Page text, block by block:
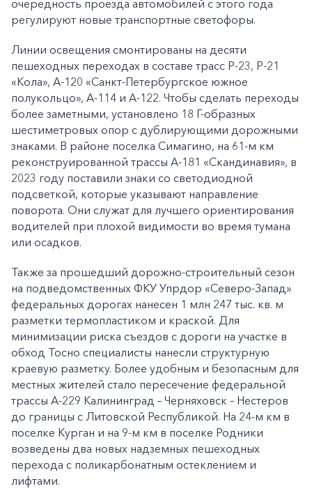
очередность проезда автомобилей с этого года
регулируют новые транспортные светофоры.
Линии освещения смонтированы на десяти
пешеходных переходах в составе трасс Р-23, Р-21
«Кола», А-120 «Санкт-Петербургское южное
полукольцо», А-114 и А-122. Чтобы сделать переходы
более заметными, установлено 18 Г-образных
шестиметровых опор с дублирующими дорожными
знаками. В районе поселка Симагино, на 61-м км
реконструированной трассы А-181 «Скандинавия», в
2023 году поставили знаки со светодиодной
подсветкой, которые указывают направление
поворота. Они служат для лучшего ориентирования
водителей при плохой видимости во время тумана
или осадков.
Также за прошедший дорожно-строительный сезон
на подведомственных ФКУ Упрдор «Северо-Запад»
федеральных дорогах нанесен 1 млн 247 тыс. кв. м
разметки термопластиком и краской. Для
минимизации риска съездов с дороги на участке в
обход Тосно специалисты нанесли структурную
краевую разметку. Более удобным и безопасным для
местных жителей стало пересечение федеральной
трассы А-229 Калининград – Черняховск – Нестеров
до границы с Литовской Республикой. На 24-м км в
поселке Курган и на 9-м км в поселке Родники
возведены два новых надземных пешеходных
перехода с поликарбонатным остеклением и
лифтами.